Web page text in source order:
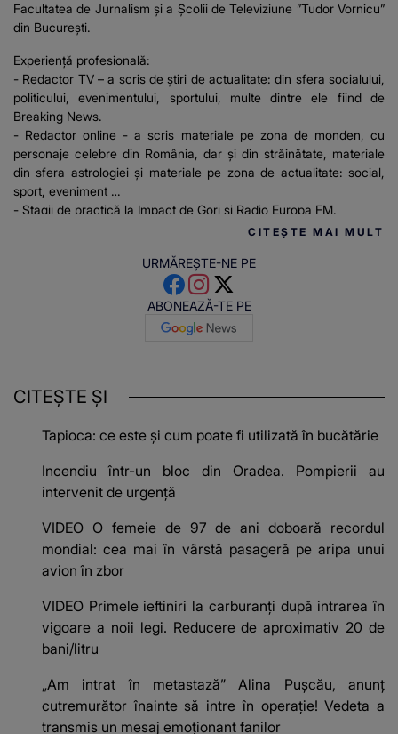
Facultatea de Jurnalism și a Școlii de Televiziune ”Tudor Vornicu”
din București.
Experiență profesională:
- Redactor TV – a scris de știri de actualitate: din sfera socialului,
politicului, evenimentului, sportului, multe dintre ele fiind de
Breaking News.
- Redactor online - a scris materiale pe zona de monden, cu
personaje celebre din România, dar și din străinătate, materiale
din sfera astrologiei și materiale pe zona de actualitate: social,
sport, eveniment
- Stagii de practică la Impact de Gorj și Radio Europa FM.
CITEȘTE MAI MULT
URMĂREȘTE-NE PE
ABONEAZĂ-TE PE
CITEȘTE ȘI
Tapioca: ce este și cum poate fi utilizată în bucătărie
Incendiu într-un bloc din Oradea. Pompierii au
intervenit de urgență
VIDEO O femeie de 97 de ani doboară recordul
mondial: cea mai în vârstă pasageră pe aripa unui
avion în zbor
VIDEO Primele ieftiniri la carburanți după intrarea în
vigoare a noii legi. Reducere de aproximativ 20 de
bani/litru
„Am intrat în metastază” Alina Pușcău, anunț
cutremurător înainte să intre în operație! Vedeta a
transmis un mesaj emoționant fanilor